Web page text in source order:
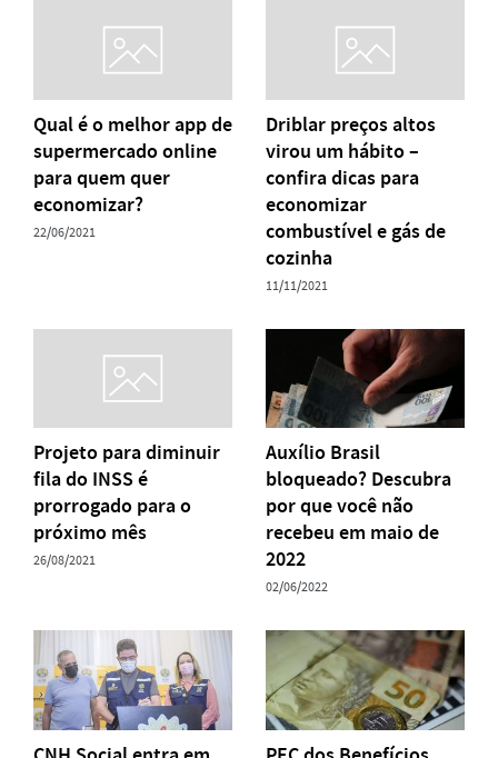
Qual é o melhor app de
supermercado online
para quem quer
economizar?
22/06/2021
Driblar preços altos
virou um hábito –
confira dicas para
economizar
combustível e gás de
cozinha
11/11/2021
Projeto para diminuir
fila do INSS é
prorrogado para o
próximo mês
26/08/2021
Auxílio Brasil
bloqueado? Descubra
por que você não
recebeu em maio de
2022
02/06/2022